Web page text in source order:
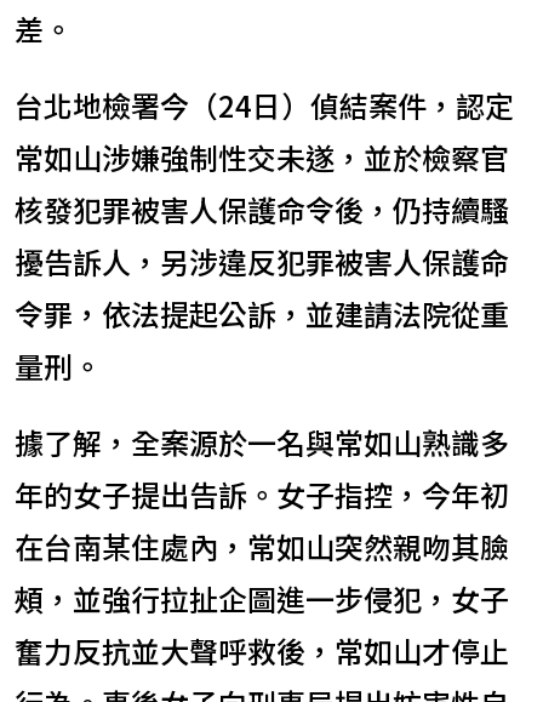
差。
台北地檢署今（24日）偵結案件，認定
常如山涉嫌強制性交未遂，並於檢察官
核發犯罪被害人保護命令後，仍持續騷
擾告訴人，另涉違反犯罪被害人保護命
令罪，依法提起公訴，並建請法院從重
量刑。
據了解，全案源於一名與常如山熟識多
年的女子提出告訴。女子指控，今年初
在台南某住處內，常如山突然親吻其臉
頰，並強行拉扯企圖進一步侵犯，女子
奮力反抗並大聲呼救後，常如山才停止